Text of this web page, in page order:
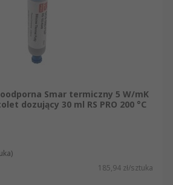
Smar termiczny 5 W/mK
dozujący 30 ml RS PRO 200 °C
185,94 zł/sztuka